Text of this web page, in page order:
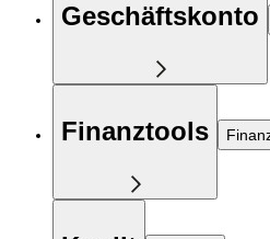
Geschäftskonto
Finanztools